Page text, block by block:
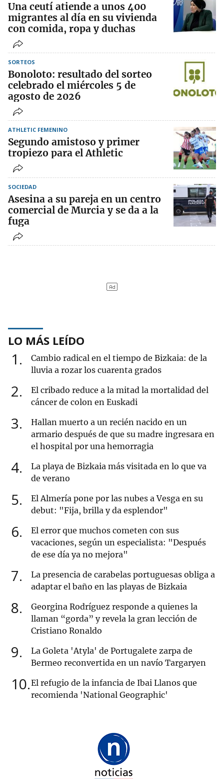
Una ceutí atiende a unos 400
migrantes al día en su vivienda
con comida, ropa y duchas
SORTEOS
Bonoloto: resultado del sorteo
celebrado el miércoles 5 de
agosto de 2026
ATHLETIC FEMENINO
Segundo amistoso y primer
tropiezo para el Athletic
SOCIEDAD
Asesina a su pareja en un centro
comercial de Murcia y se da a la
fuga
LO MÁS LEÍDO
1
Cambio radical en el tiempo de Bizkaia: de la
lluvia a rozar los cuarenta grados
2
El cribado reduce a la mitad la mortalidad del
cáncer de colon en Euskadi
3
Hallan muerto a un recién nacido en un
armario después de que su madre ingresara en
el hospital por una hemorragia
4
La playa de Bizkaia más visitada en lo que va
de verano
5
El Almería pone por las nubes a Vesga en su
debut: "Fija, brilla y da esplendor"
6
El error que muchos cometen con sus
vacaciones, según un especialista: "Después
de ese día ya no mejora"
7
La presencia de carabelas portuguesas obliga a
adaptar el baño en las playas de Bizkaia
8
Georgina Rodríguez responde a quienes la
llaman “gorda” y revela la gran lección de
Cristiano Ronaldo
9
La Goleta 'Atyla' de Portugalete zarpa de
Bermeo reconvertida en un navío Targaryen
10 El refugio de la infancia de Ibai Llanos que
recomienda 'National Geographic'